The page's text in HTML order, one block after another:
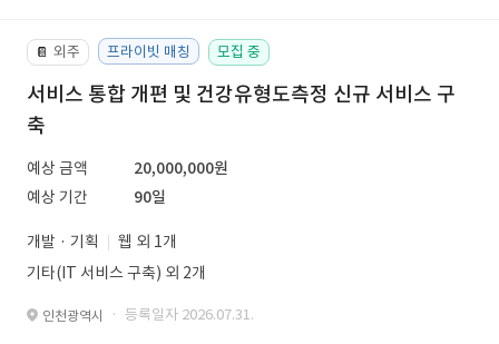
📔 외주 프라이빗 매칭 모집 중
서비스 통합 개편 및 건강유형도측정 신규 서비스 구
축
예상 금액
20,000,000원
예상 기간
90일
개발 · 기획
웹 외 1개
기타(IT 서비스 구축) 외 2개
인천광역시 · 등록일자 2026.07.31.